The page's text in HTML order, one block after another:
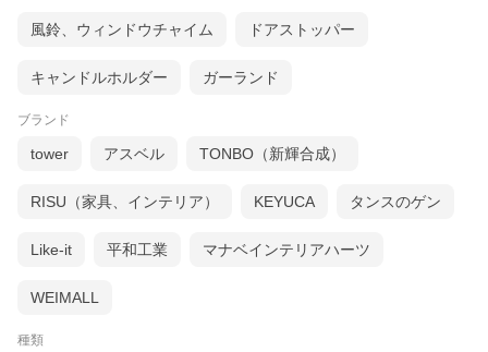
ンテリアアイテムとして活躍してくれます。
置く場所やお好みに合わせてお選びください。
中のごみ袋が見えないごみ箱シリーズ一覧へ ＞
パームリディ製品一覧へ ＞
風鈴、ウィンドウチャイム ドアストッパー
キャンドルホルダー ガーランド
ブランド
tower アスベル TONBO（新輝合成）
RISU（家具、インテリア） KEYUCA タンスのゲン
Like-it 平和工業 マナベインテリアハーツ
WEIMALL
種類